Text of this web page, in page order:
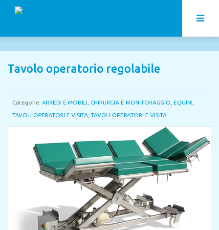
Tavolo operatorio regolabile
Categorie: ARREDI E MOBILI CHIRURGIA E MONITORAGGIO EQUINI
TAVOLI OPERATORI E VISITA TAVOLI OPERATORI E VISITA